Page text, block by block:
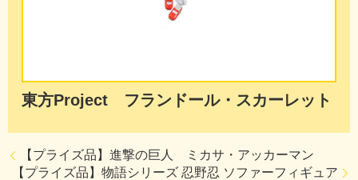
東方Project フランドール・スカーレット
【プライズ品】進撃の巨人 ミカサ・アッカーマン
【プライズ品】物語シリーズ 忍野忍 ソファーフィギュア